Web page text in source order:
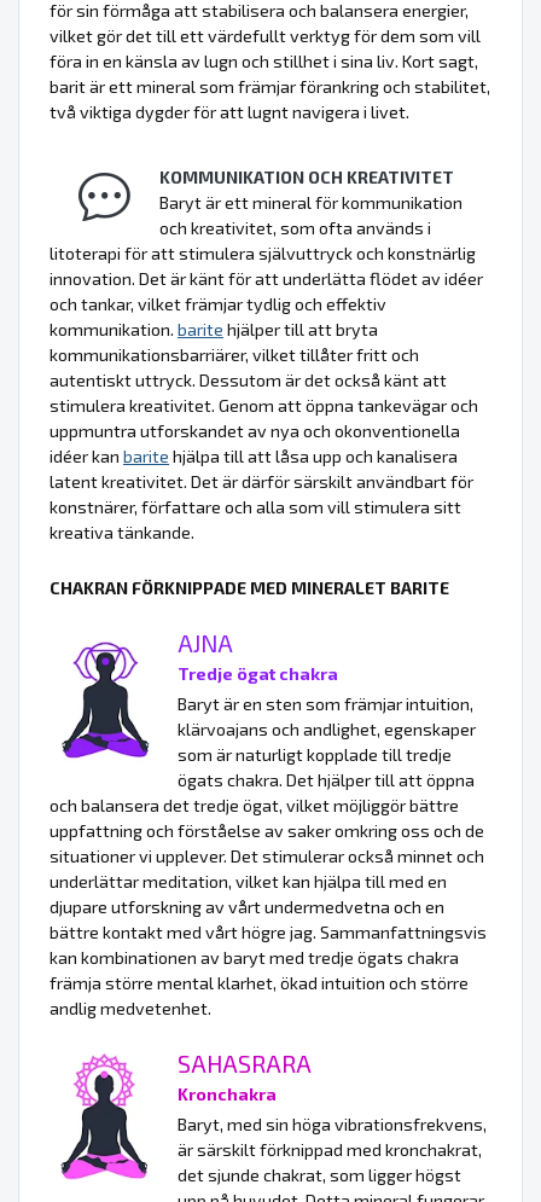
för sin förmåga att stabilisera och balansera energier,
vilket gör det till ett värdefullt verktyg för dem som vill
föra in en känsla av lugn och stillhet i sina liv. Kort sagt,
barit är ett mineral som främjar förankring och stabilitet,
två viktiga dygder för att lugnt navigera i livet.
KOMMUNIKATION OCH KREATIVITET
Baryt är ett mineral för kommunikation
och kreativitet, som ofta används i
litoterapi för att stimulera självuttryck och konstnärlig
innovation. Det är känt för att underlätta flödet av idéer
och tankar, vilket främjar tydlig och effektiv
kommunikation. barite hjälper till att bryta
kommunikationsbarriärer, vilket tillåter fritt och
autentiskt uttryck. Dessutom är det också känt att
stimulera kreativitet. Genom att öppna tankevägar och
uppmuntra utforskandet av nya och okonventionella
idéer kan barite hjälpa till att låsa upp och kanalisera
latent kreativitet. Det är därför särskilt användbart för
konstnärer, författare och alla som vill stimulera sitt
kreativa tänkande.
CHAKRAN FÖRKNIPPADE MED MINERALET BARITE
AJNA
Tredje ögat chakra
Baryt är en sten som främjar intuition,
klärvoajans och andlighet, egenskaper
som är naturligt kopplade till tredje
ögats chakra. Det hjälper till att öppna
och balansera det tredje ögat, vilket möjliggör bättre
uppfattning och förståelse av saker omkring oss och de
situationer vi upplever. Det stimulerar också minnet och
underlättar meditation, vilket kan hjälpa till med en
djupare utforskning av vårt undermedvetna och en
bättre kontakt med vårt högre jag. Sammanfattningsvis
kan kombinationen av baryt med tredje ögats chakra
främja större mental klarhet, ökad intuition och större
andlig medvetenhet.
SAHASRARA
Kronchakra
Baryt, med sin höga vibrationsfrekvens,
är särskilt förknippad med kronchakrat,
det sjunde chakrat, som ligger högst